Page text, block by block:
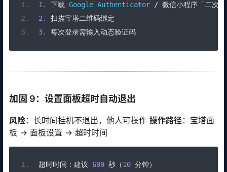
1. 下载 Google Authenticator / 微信小程序「二次
2.
扫描宝塔二维码绑定
3.
每次登录需输入动态验证码
加固 9：设置面板超时自动退出
风险：长时间挂机不退出，他人可操作 操作路径：宝塔面
板 → 面板设置 → 超时时间
超时时间：建议 600 秒（10 分钟）